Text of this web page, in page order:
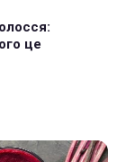
це